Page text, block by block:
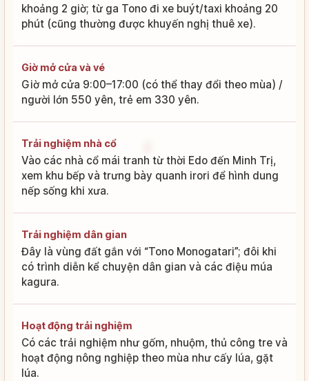
khoảng 2 giờ; từ ga Tono đi xe buýt/taxi khoảng 20
phút (cũng thường được khuyến nghị thuê xe).
Giờ mở cửa và vé
Giờ mở cửa 9:00–17:00 (có thể thay đổi theo mùa) /
người lớn 550 yên, trẻ em 330 yên.
Trải nghiệm nhà cổ
Vào các nhà cổ mái tranh từ thời Edo đến Minh Trị,
xem khu bếp và trưng bày quanh irori để hình dung
nếp sống khi xưa.
Trải nghiệm dân gian
Đây là vùng đất gắn với “Tono Monogatari”; đôi khi
có trình diễn kể chuyện dân gian và các điệu múa
kagura.
Hoạt động trải nghiệm
Có các trải nghiệm như gốm, nhuộm, thủ công tre và
hoạt động nông nghiệp theo mùa như cấy lúa, gặt
lúa.